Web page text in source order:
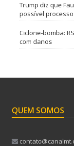
Trump diz que
possível processo
Ciclone-bomba:
com danos
QUEM SOMOS